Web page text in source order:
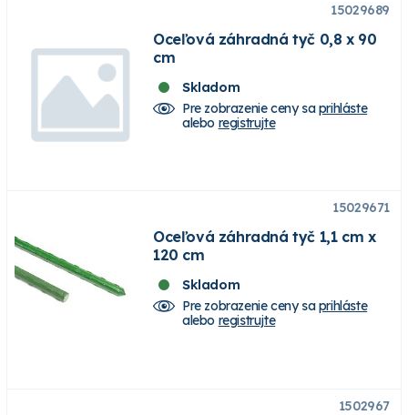
15029689
Oceľová záhradná tyč 0,8 x 90
cm
Skladom
Pre zobrazenie ceny saprihláste
alebo registrujte
15029671
Oceľová záhradná tyč 1,1 cm x
120 cm
Skladom
Pre zobrazenie ceny saprihláste
alebo registrujte
1502967